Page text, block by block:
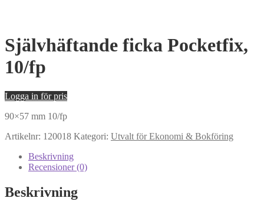
Självhäftande ficka Pocketfix,
10/fp
Logga in för pris
90×57 mm 10/fp
Artikelnr: 120018 Kategori: Utvalt för Ekonomi & Bokföring
Beskrivning
Recensioner (0)
Beskrivning